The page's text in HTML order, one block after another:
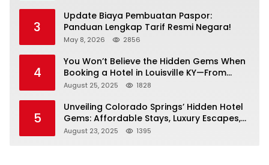
3
Update Biaya Pembuatan Paspor:
Panduan Lengkap Tarif Resmi Negara!
May 8, 2026 2856
4
You Won’t Believe the Hidden Gems When
Booking a Hotel in Louisville KY—From
Cheap to Luxe!
August 25, 2025 1828
5
Unveiling Colorado Springs’ Hidden Hotel
Gems: Affordable Stays, Luxury Escapes,
and Everything In Between!
August 23, 2025 1395